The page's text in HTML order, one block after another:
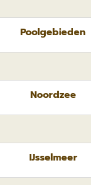
Poolgebieden
Noordzee
IJsselmeer